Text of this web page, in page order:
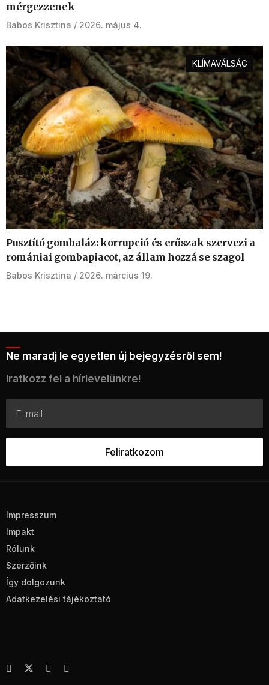
mérgezzenek
Babos Krisztina 2026. május 4.
KLÍMAVÁLSÁG
Pusztító gombaláz: korrupció és erőszak szervezi a
romániai gombapiacot, az állam hozzá se szagol
Babos Krisztina 2026. március 19.
Ne maradj le egyetlen új bejegyzésről sem!
Iratkozz fel a hírlevelünkre!
Impresszum
Impakt
Rólunk
Szerzőink
Így dolgozunk
Adatkezelési tájékoztató